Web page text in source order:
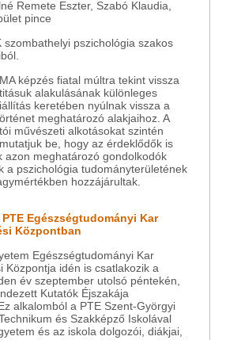
Remete Eszter, Szabó Klaudia,
épület pince
szombathelyi pszichológia szakos
képzés fiatal múltra tekint vissza
alakulásának különleges
keretében nyúlnak vissza a
meghatározó alakjaihoz. A
művészeti alkotásokat szintén
be, hogy az érdeklődők is
azon meghatározó gondolkodók
a pszichológia tudományterületének
hozzájárultak.
Egészségtudományi Kar
Központban
Egészségtudományi Kar
Központja idén is csatlakozik a
év szeptember utolsó péntekén,
Kutatók Éjszakája
alkalomból a PTE Szent-Györgyi
és Szakképző Iskolával
és az iskola dolgozói, diákjai,